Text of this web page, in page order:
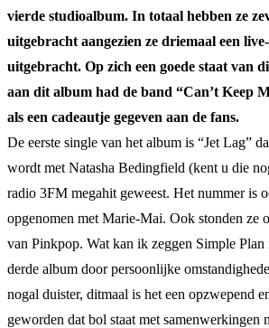
vierde studioalbum. In totaal hebben ze
uitgebracht aangezien ze driemaal een
uitgebracht. Op zich een goede staat van
aan dit album had de band “Can’t Keep
als een cadeautje gegeven aan de fans.
De eerste single van het album is “Jet Lag”
wordt met Natasha Bedingfield (kent u die
radio 3FM megahit geweest. Het nummer is
opgenomen met Marie-Mai. Ook stonden ze
van Pinkpop. Wat kan ik zeggen Simple Plan
derde album door persoonlijke
nogal duister, ditmaal is het een opzwepend
geworden dat bol staat met samenwerkingen